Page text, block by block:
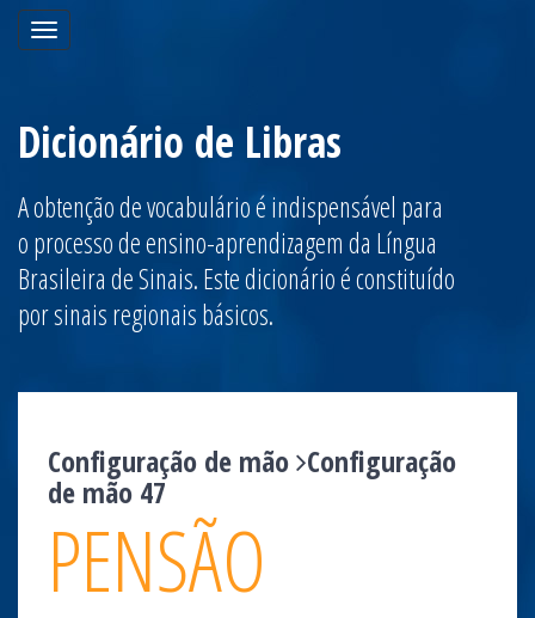
Toggle
navigation
Dicionário de Libras
A obtenção de vocabulário é indispensável para
o processo de ensino-aprendizagem da Língua
Brasileira de Sinais. Este dicionário é constituído
por sinais regionais básicos.
Configuração de mão Configuração
de mão 47
PENSÃO